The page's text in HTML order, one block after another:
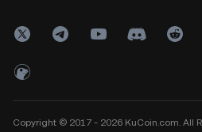
Copyright © 2017 - 2026 KuCoin.com. All